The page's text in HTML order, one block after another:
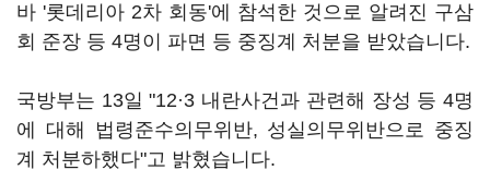
바 '롯데리아 2차 회동'에 참석한 것으로 알려진 구삼
회 준장 등 4명이 파면 등 중징계 처분을 받았습니다.
국방부는 13일 "12·3 내란사건과 관련해 장성 등 4명
에 대해 법령준수의무위반, 성실의무위반으로 중징
계 처분하했다"고 밝혔습니다.